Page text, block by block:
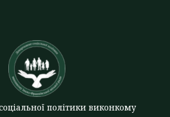
політики виконкому